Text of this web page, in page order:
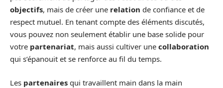
objectifs, mais de créer une relation de confiance et de
respect mutuel. En tenant compte des éléments discutés,
vous pouvez non seulement établir une base solide pour
votre partenariat, mais aussi cultiver une collaboration
qui s’épanouit et se renforce au fil du temps.
Les partenaires qui travaillent main dans la main